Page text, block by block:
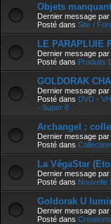
Objets
Dernier message par
Posté dans Site /
LE PARAPLUIE
Dernier message par
Posté dans Produits
GOLDORAK
Dernier message par
Posté dans DVD -
- Super 8
Archangel :
Dernier message par
Posté dans
La VégaStar
Dernier message par
Posté dans Nouvelle
Goldorak U
Dernier message par
Posté dans